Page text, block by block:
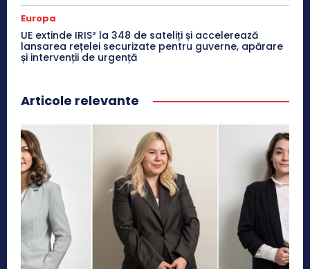
Europa
UE extinde IRIS² la 348 de sateliți și accelerează
lansarea rețelei securizate pentru guverne, apărare
și intervenții de urgență
Articole relevante